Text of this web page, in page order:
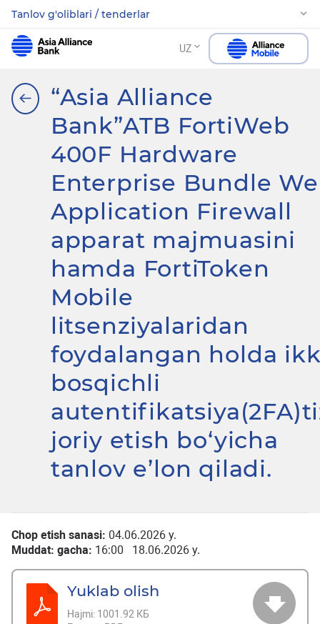
Tanlov g'oliblari / tenderlar
UZ
“Asia Alliance
Bank”ATB FortiWeb
400F Hardware
Enterprise Bundle
Application Firewall
apparat majmuasini
hamda FortiToken
Mobile
litsenziyalaridan
foydalangan holda
bosqichli
joriy etish bo‘yicha
tanlov e’lon qiladi.
Chop etish sanasi: 04.06.2026 y.
Muddat: gacha: 16:00 18.06.2026 y.
Yuklab olish
Hajmi: 1001.92 КБ